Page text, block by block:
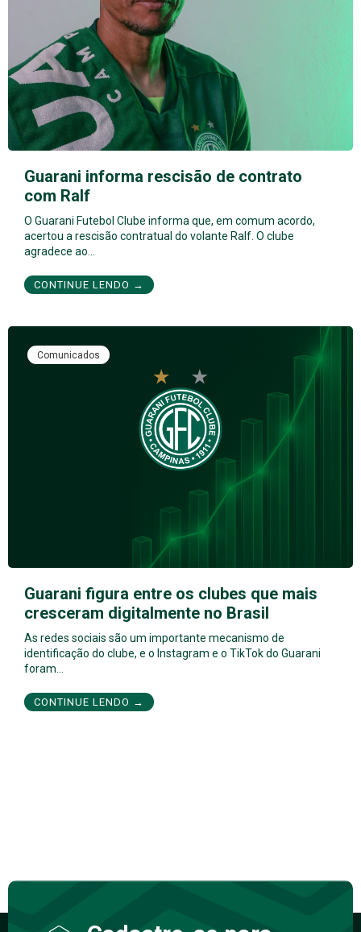
Guarani informa rescisão de contrato
com Ralf
O Guarani Futebol Clube informa que, em comum acordo,
acertou a rescisão contratual do volante Ralf. O clube
agradece ao…
CONTINUE LENDO →
Comunicados
Guarani figura entre os clubes que mais
cresceram digitalmente no Brasil
As redes sociais são um importante mecanismo de
identificação do clube, e o Instagram e o TikTok do Guarani
foram…
CONTINUE LENDO →